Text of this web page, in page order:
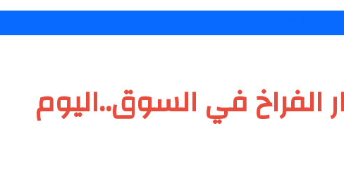
في السوق..اليوم